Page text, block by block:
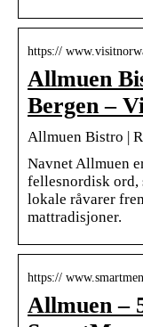
https://
Allmuen
Bergen –
Allmuen Bistro |
Navnet Allmuen
fellesnordisk ord,
lokale råvarer
mattradisjoner.
https://
Allmuen –